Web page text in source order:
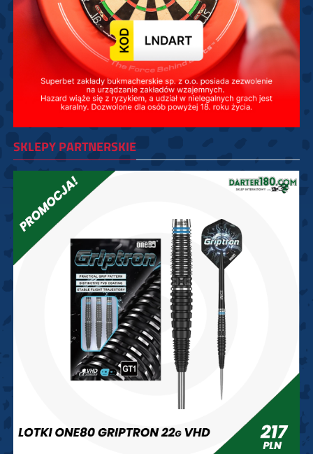
SKLEPY PARTNERSKIE